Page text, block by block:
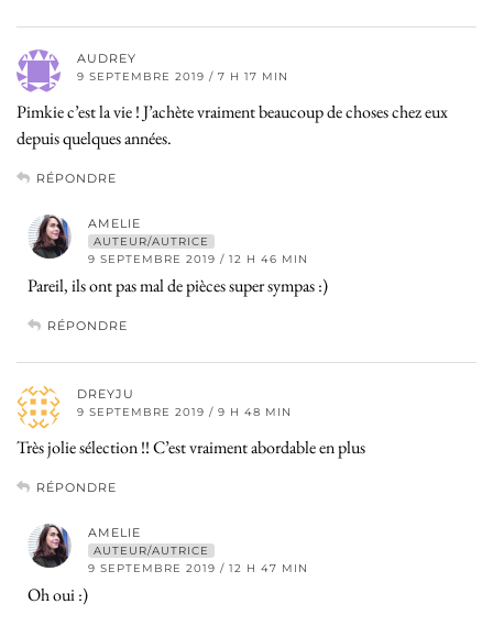
AUDREY
9 SEPTEMBRE 2019 / 7 H 17 MIN
Pimkie c’est la vie ! J’achète vraiment beaucoup de choses chez eux
depuis quelques années.
RÉPONDRE
AMELIE
AUTEUR/AUTRICE
9 SEPTEMBRE 2019 / 12 H 46 MIN
Pareil, ils ont pas mal de pièces super sympas :)
RÉPONDRE
DREYJU
9 SEPTEMBRE 2019 / 9 H 48 MIN
Très jolie sélection !! C’est vraiment abordable en plus
RÉPONDRE
AMELIE
AUTEUR/AUTRICE
9 SEPTEMBRE 2019 / 12 H 47 MIN
Oh oui :)